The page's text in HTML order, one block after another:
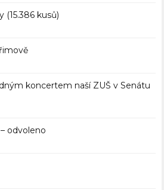
(15.386 kusů)
koncertem naší ZUŠ v Senátu
odvoleno